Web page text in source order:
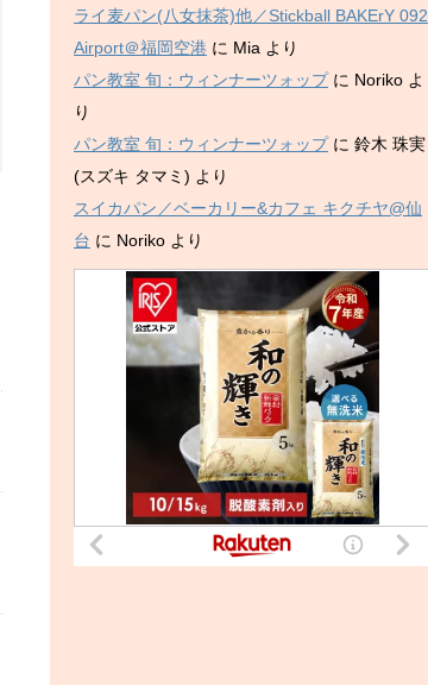
ライ麦パン(八女抹茶)他／Stickball BAKErY 092
Airport＠福岡空港 に Mia より
パン教室 旬：ウィンナーツォップに Noriko よ
り
パン教室 旬：ウィンナーツォップに 鈴木 珠実
(スズキ タマミ) より
スイカパン／ベーカリー&カフェ キクチヤ@仙
台 に Noriko より